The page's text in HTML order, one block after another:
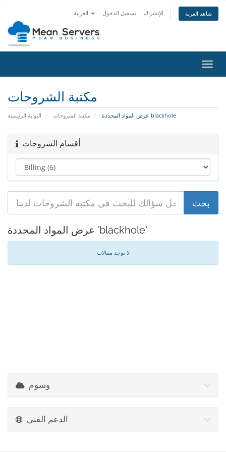
تسجيل الدخول الإشتراك شاهد العربة
تبديل
التنقل
مكتبة الشروحات
البوابة الرئيسية مكتبة الشروحات عرض المواد المحددة blackhole
أقسام الشروحات
عرض المواد المحددة 'blackhole'
لا توجد مقالات
وسوم
الدعم الفني